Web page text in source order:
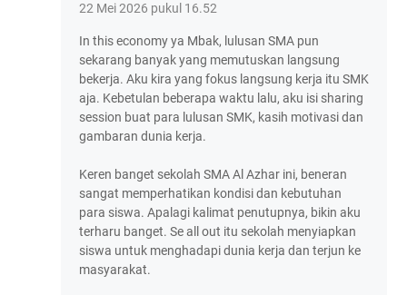
22 Mei 2026 pukul 16.52
In this economy ya Mbak, lulusan SMA pun
sekarang banyak yang memutuskan langsung
bekerja. Aku kira yang fokus langsung kerja itu SMK
aja. Kebetulan beberapa waktu lalu, aku isi sharing
session buat para lulusan SMK, kasih motivasi dan
gambaran dunia kerja.
Keren banget sekolah SMA Al Azhar ini, beneran
sangat memperhatikan kondisi dan kebutuhan
para siswa. Apalagi kalimat penutupnya, bikin aku
terharu banget. Se all out itu sekolah menyiapkan
siswa untuk menghadapi dunia kerja dan terjun ke
masyarakat.